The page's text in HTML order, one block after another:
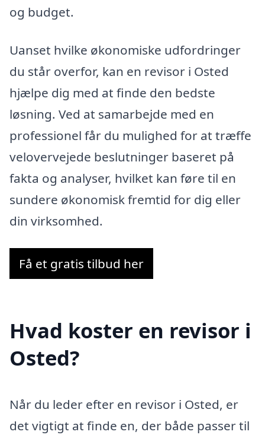
og budget.
Uanset hvilke økonomiske udfordringer
du står overfor, kan en revisor i Osted
hjælpe dig med at finde den bedste
løsning. Ved at samarbejde med en
professionel får du mulighed for at træffe
velovervejede beslutninger baseret på
fakta og analyser, hvilket kan føre til en
sundere økonomisk fremtid for dig eller
din virksomhed.
Få et gratis tilbud her
Hvad koster en revisor i
Osted?
Når du leder efter en revisor i Osted, er
det vigtigt at finde en, der både passer til